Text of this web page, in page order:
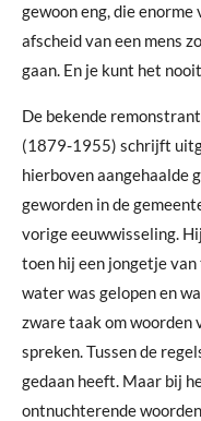
gewoon eng, die
afscheid van een mens
gaan. En je kunt het
De bekende
(1879-1955) schrijft
hierboven aangehaalde
geworden in de
vorige eeuwwisseling.
toen hij een jongetje
water was gelopen en
zware taak om woorden
spreken. Tussen de
gedaan heeft. Maar bij
ontnuchterende